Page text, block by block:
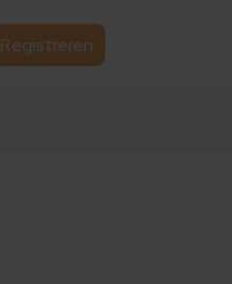
Registreren